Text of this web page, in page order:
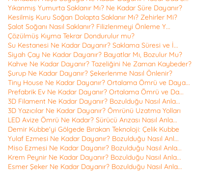
Yıkanmış Yumurta Saklanır Mı? Ne Kadar Süre Dayanır?
Kesilmiş Kuru Soğan Dolapta Saklanır Mı? Zehirler Mi?
Şalot Soğanı Nasıl Saklanır? Filizlenmeyi Önleme Y...
Çözülmüş Kıyma Tekrar Dondurulur mu?
Su Kestanesi Ne Kadar Dayanır? Saklama Süresi ve İ...
Siyah Çay Ne Kadar Dayanır? Bayatlar Mı, Bozulur Mu?
Kahve Ne Kadar Dayanır? Tazeliğini Ne Zaman Kaybeder?
Şurup Ne Kadar Dayanır? Şekerlenme Nasıl Önlenir?
Tiny House Ne Kadar Dayanır? Ortalama Ömrü ve Daya...
Prefabrik Ev Ne Kadar Dayanır? Ortalama Ömrü ve Da...
3D Filament Ne Kadar Dayanır? Bozulduğu Nasıl Anla...
3D Yazıcılar Ne Kadar Dayanır? Ömrünü Uzatma Yolları
LED Avize Ömrü Ne Kadar? Sürücü Arızası Nasıl Anla...
Demir Kubbe'yi Gölgede Bırakan Teknoloji: Çelik Kubbe
Yulaf Ezmesi Ne Kadar Dayanır? Bozulduğu Nasıl Anl...
Miso Ezmesi Ne Kadar Dayanır? Bozulduğu Nasıl Anla...
Krem Peynir Ne Kadar Dayanır? Bozulduğu Nasıl Anla...
Esmer Şeker Ne Kadar Dayanır? Bozulduğu Nasıl Anla...